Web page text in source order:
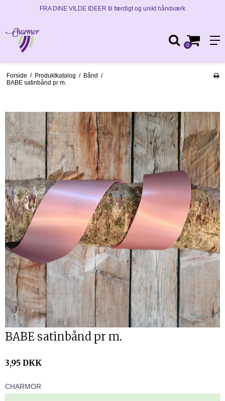
FRA DINE VILDE IDEER til færdigt og unikt håndværk
0
Forside / Produktkatalog / Bånd /
BABE satinbånd pr m.
BABE satinbånd pr m.
3,95 DKK
CHARMOR